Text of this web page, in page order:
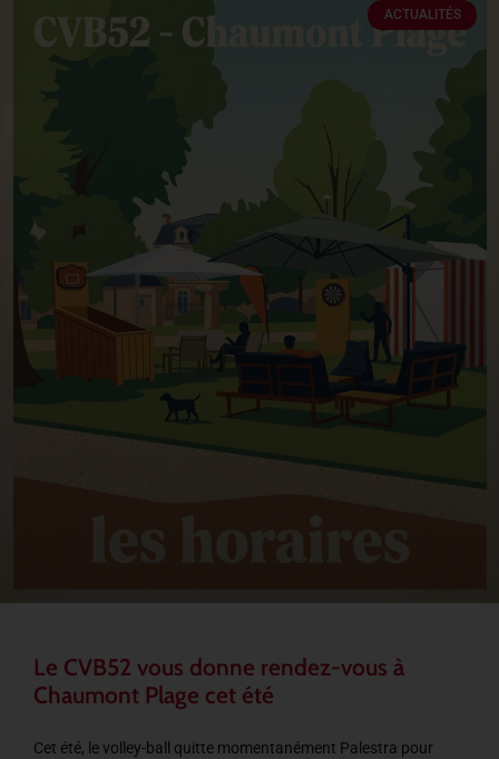
ACTUALITÉS
Le CVB52 vous donne rendez-vous à
Chaumont Plage cet été
Cet été, le volley-ball quitte momentanément Palestra pour